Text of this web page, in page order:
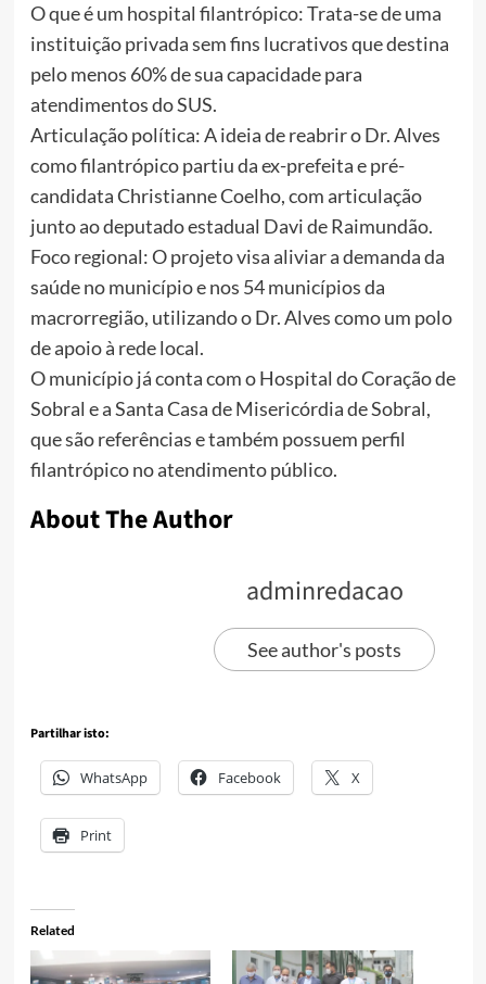
O que é um hospital filantrópico: Trata-se de uma
instituição privada sem fins lucrativos que destina
pelo menos 60% de sua capacidade para
atendimentos do SUS.
Articulação política: A ideia de reabrir o Dr. Alves
como filantrópico partiu da ex-prefeita e pré-
candidata Christianne Coelho, com articulação
junto ao deputado estadual Davi de Raimundão.
Foco regional: O projeto visa aliviar a demanda da
saúde no município e nos 54 municípios da
macrorregião, utilizando o Dr. Alves como um polo
de apoio à rede local.
O município já conta com o Hospital do Coração de
Sobral e a Santa Casa de Misericórdia de Sobral,
que são referências e também possuem perfil
filantrópico no atendimento público.
About The Author
adminredacao
See author's posts
Partilhar isto:
WhatsApp Facebook X
Print
Related